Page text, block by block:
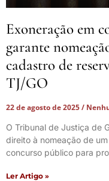
Exoneração em
garante
cadastro de
TJ/GO
22 de agosto de 2025
O Tribunal de Justiça de
direito à nomeação de
concurso público para
Ler Artigo »